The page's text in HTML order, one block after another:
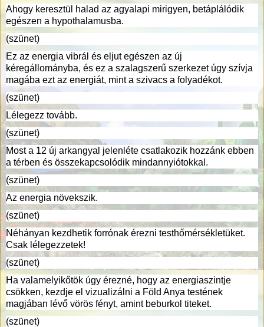
Ahogy keresztül halad az agyalapi mirigyen, betáplálódik
egészen a hypothalamusba.
(szünet)
Ez az energia vibrál és eljut egészen az új
kéregállományba, és ez a szalagszerű szerkezet úgy szívja
magába ezt az energiát, mint a szivacs a folyadékot.
(szünet)
Lélegezz tovább.
(szünet)
Most a 12 új arkangyal jelenléte csatlakozik hozzánk ebben
a térben és összekapcsolódik mindannyiótokkal.
(szünet)
Az energia növekszik.
(szünet)
Néhányan kezdhetik forrónak érezni testhőmérsékletüket.
Csak lélegezzetek!
(szünet)
Ha valamelyikőtök úgy érezné, hogy az energiaszintje
csökken, kezdje el vizualizálni a Föld Anya testének
magjában lévő vörös fényt, amint beburkol titeket.
(szünet)